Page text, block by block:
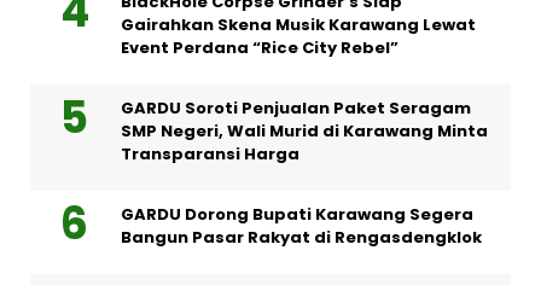
Gairahkan Skena Musik Karawang Lewat
Event Perdana “Rice City Rebel”
GARDU Soroti Penjualan Paket Seragam
SMP Negeri, Wali Murid di Karawang Minta
Transparansi Harga
GARDU Dorong Bupati Karawang Segera
Bangun Pasar Rakyat di Rengasdengklok